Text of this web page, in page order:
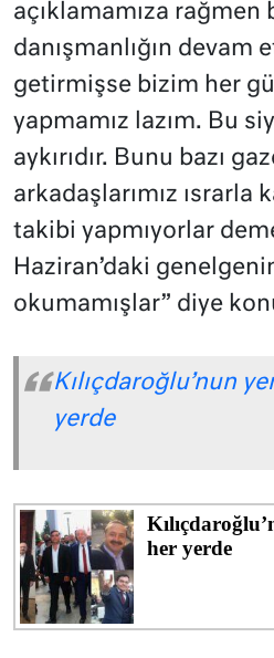
açıklamamıza rağmen
danışmanlığın devam
getirmişse bizim her
yapmamız lazım. Bu
aykırıdır. Bunu bazı
arkadaşlarımız ısrarla
takibi yapmıyorlar
Haziran’daki
okumamışlar” diye
Kılıçdaroğlu’nun
yerde